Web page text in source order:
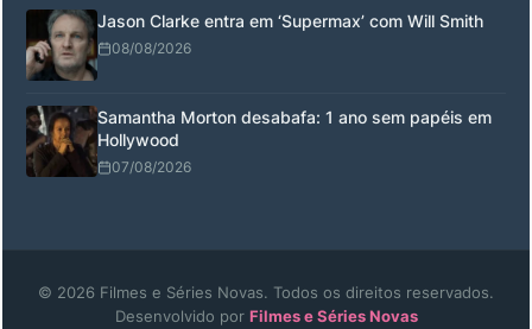
Jason Clarke entra em ‘Supermax’ com Will Smith
08/08/2026
Samantha Morton desabafa: 1 ano sem papéis em
Hollywood
07/08/2026
© 2026 Filmes e Séries Novas. Todos os direitos reservados.
Desenvolvido por Filmes e Séries Novas